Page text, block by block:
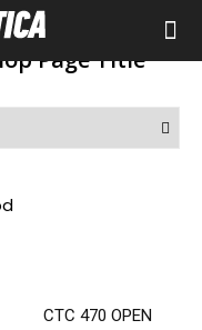
Page Title
CTC 470 OPEN